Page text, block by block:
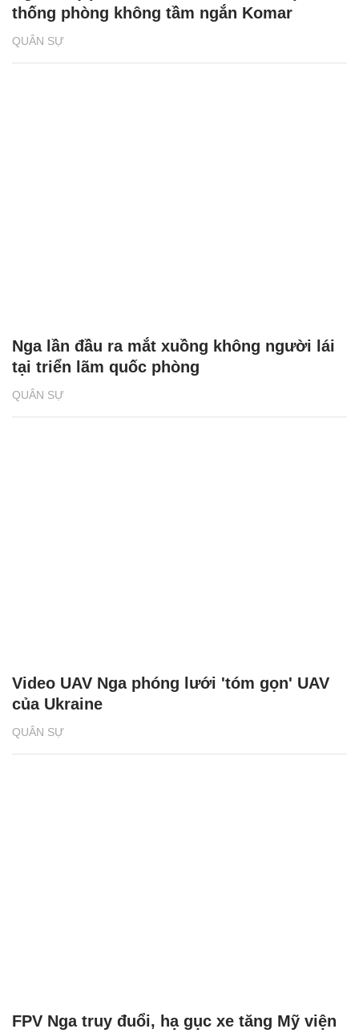
QUÂN SỰ
thống phòng không tầm ngắn Komar
QUÂN SỰ
Nga lần đầu ra mắt xuồng không người lái
tại triển lãm quốc phòng
QUÂN SỰ
Video UAV Nga phóng lưới 'tóm gọn' UAV
của Ukraine
FPV Nga truy đuổi, hạ gục xe tăng Mỹ viện